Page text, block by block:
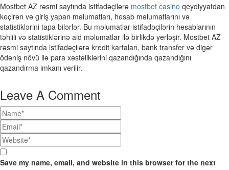
Mostbet AZ rəsmi saytında istifadəçilərə mostbet casino qeydiyyatdan
keçirən və giriş yapan məlumatları, hesab məlumatlarını və
statistiklərini tapa bilərlər. Bu məlumatlar istifadəçilərin hesablarının
təhlili və statistiklərinə aid məlumatlar ilə birlikdə yerləşir. Mostbet AZ
rəsmi saytında istifadəçilərə kredit kartaları, bank transfer və digər
ödəniş növü ilə para xəstəliklərini qazandığında qazandığını
qazandırma imkanı verilir.
Leave A Comment
Save my name, email, and website in this browser for the next